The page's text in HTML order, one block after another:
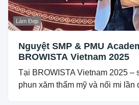
Làm Đẹp
Nguyệt SMP & PMU
BROWISTA Vietnam 2025
Tại BROWISTA Vietnam 2025 –
phun xăm thẩm mỹ và nối mi lần